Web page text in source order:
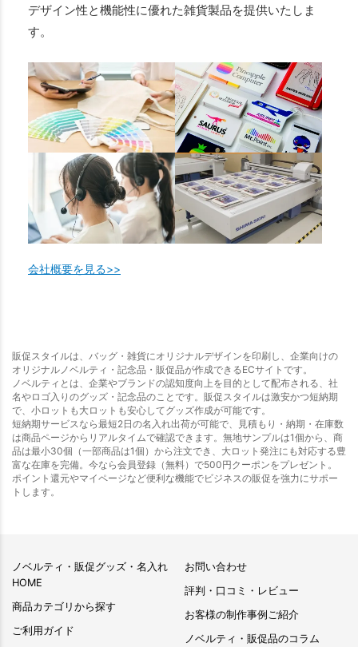
デザイン性と機能性に優れた雑貨製品を提供いたしま
す。
会社概要を見る>>
販促スタイルは、バッグ・雑貨にオリジナルデザインを印刷し、企業向けの
オリジナルノベルティ・記念品・販促品が作成できるECサイトです。
ノベルティとは、企業やブランドの認知度向上を目的として配布される、社
名やロゴ入りのグッズ・記念品のことです。販促スタイルは激安かつ短納期
で、小ロットも大ロットも安心してグッズ作成が可能です。
短納期サービスなら最短2日の名入れ出荷が可能で、見積もり・納期・在庫数
は商品ページからリアルタイムで確認できます。無地サンプルは1個から、商
品は最小30個（一部商品は1個）から注文でき、大ロット発注にも対応する豊
富な在庫を完備。今なら会員登録（無料）で500円クーポンをプレゼント。
ポイント還元やマイページなど便利な機能でビジネスの販促を強力にサポー
トします。
ノベルティ・販促グッズ・名入れ
HOME
商品カテゴリから探す
ご利用ガイド
お問い合わせ
評判・口コミ・レビュー
お客様の制作事例ご紹介
ノベルティ・販促品のコラム